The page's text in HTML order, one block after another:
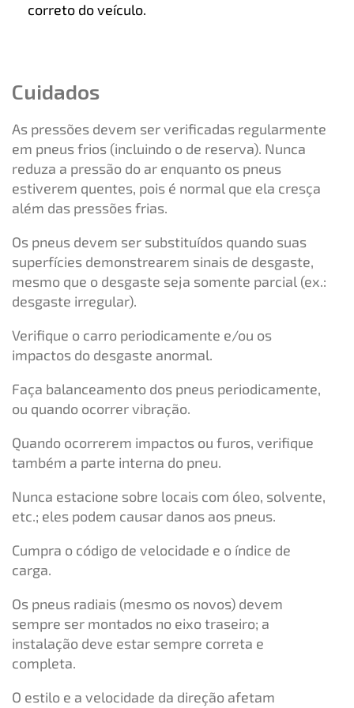
correto do veículo.
Cuidados
As pressões devem ser verificadas regularmente
em pneus frios (incluindo o de reserva). Nunca
reduza a pressão do ar enquanto os pneus
estiverem quentes, pois é normal que ela cresça
além das pressões frias.
Os pneus devem ser substituídos quando suas
superfícies demonstrearem sinais de desgaste,
mesmo que o desgaste seja somente parcial (ex.:
desgaste irregular).
Verifique o carro periodicamente e/ou os
impactos do desgaste anormal.
Faça balanceamento dos pneus periodicamente,
ou quando ocorrer vibração.
Quando ocorrerem impactos ou furos, verifique
também a parte interna do pneu.
Nunca estacione sobre locais com óleo, solvente,
etc.; eles podem causar danos aos pneus.
Cumpra o código de velocidade e o índice de
carga.
Os pneus radiais (mesmo os novos) devem
sempre ser montados no eixo traseiro; a
instalação deve estar sempre correta e
completa.
O estilo e a velocidade da direção afetam